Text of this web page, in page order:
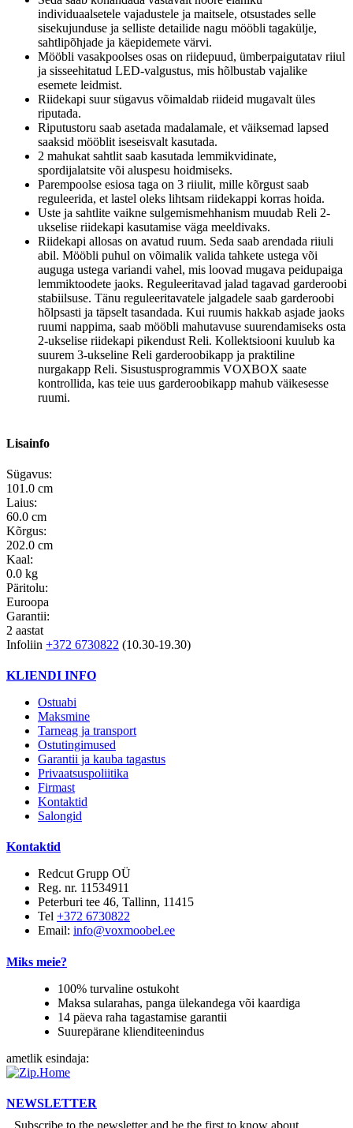
individuaalsetele vajadustele ja maitsele, otsustades selle
sisekujunduse ja selliste detailide nagu mööbli tagakülje,
sahtlipõhjade ja käepidemete värvi.
Mööbli vasakpoolses osas on riidepuud, ümberpaigutatav riiul
ja sisseehitatud LED-valgustus, mis hõlbustab vajalike
esemete leidmist.
Riidekapi suur sügavus võimaldab riideid mugavalt üles
riputada.
Riputustoru saab asetada madalamale, et väiksemad lapsed
saaksid mööblit iseseisvalt kasutada.
2 mahukat sahtlit saab kasutada lemmikvidinate,
spordijalatsite või aluspesu hoidmiseks.
Parempoolse esiosa taga on 3 riiulit, mille kõrgust saab
reguleerida, et lastel oleks lihtsam riidekappi korras hoida.
Uste ja sahtlite vaikne sulgemismehhanism muudab Reli 2-
ukselise riidekapi kasutamise väga meeldivaks.
Riidekapi allosas on avatud ruum. Seda saab arendada riiuli
abil. Mööbli puhul on võimalik valida tahkete ustega või
auguga ustega variandi vahel, mis loovad mugava peidupaiga
lemmiktoodete jaoks. Reguleeritavad jalad tagavad garderoobi
stabiilsuse. Tänu reguleeritavatele jalgadele saab garderoobi
hõlpsasti ja täpselt tasandada. Kui ruumis hakkab asjade jaoks
ruumi nappima, saab mööbli mahutavuse suurendamiseks osta
2-ukselise riidekapi pikendust Reli. Kollektsiooni kuulub ka
suurem 3-ukseline Reli garderoobikapp ja praktiline
nurgakapp Reli. Sisustusprogrammis VOXBOX saate
kontrollida, kas teie uus garderoobikapp mahub väikesesse
ruumi.
Lisainfo
Sügavus:
101.0 cm
Laius:
60.0 cm
Kõrgus:
202.0 cm
Kaal:
0.0 kg
Päritolu:
Euroopa
Garantii:
2 aastat
Infoliin +372 6730822 (10.30-19.30)
KLIENDI INFO
Ostuabi
Maksmine
Tarneag ja transport
Ostutingimused
Garantii ja kauba tagastus
Privaatsuspoliitika
Firmast
Kontaktid
Salongid
Kontaktid
Redcut Grupp OÜ
Reg. nr. 11534911
Peterburi tee 46, Tallinn, 11415
Tel +372 6730822
Email: info@voxmoobel.ee
Miks meie?
100% turvaline ostukoht
Maksa sularahas, panga ülekandega või kaardiga
14 päeva raha tagastamise garantii
Suurepärane klienditeenindus
ametlik esindaja:
NEWSLETTER
Subscribe to the newsletter and be the first to know about